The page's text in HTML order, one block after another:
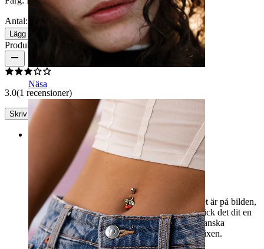
Näsa
Antal: 1
Lägg till i kundvagn
Produktrecensioner
3.0(1 recensioner)
Skriv en recension
Det är ganska svårt att få det på den plats där det är på bilden,
man måste konstigt glida det där uppifrån. Jag fick det dit en
gång och har inte försökt igen eftersom det är ganska
smärtsamt. Men det ser fint ut när det sitter i helixen.